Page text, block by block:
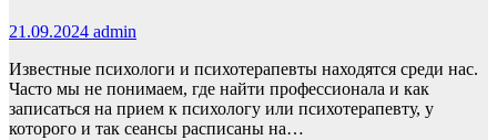
21.09.2024 admin
Известные психологи и психотерапевты находятся среди нас.
Часто мы не понимаем, где найти профессионала и как
записаться на прием к психологу или психотерапевту, у
которого и так сеансы расписаны на…